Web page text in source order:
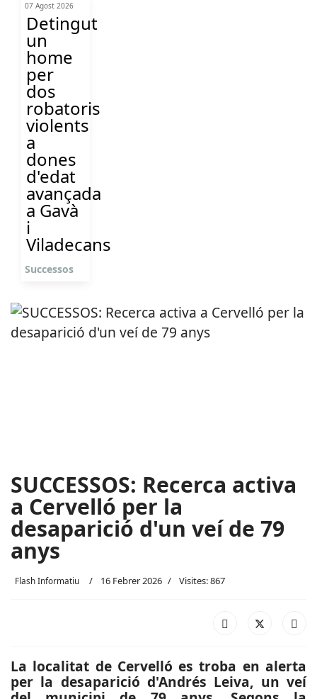
07 Agost 2026
Detingut
un
home
per
dos
robatoris
violents
a
dones
d'edat
avançada
a Gavà
i
Viladecans
Successos
SUCCESSOS: Recerca activa
a Cervelló per la
desaparició d'un veí de 79
anys
Flash Informatiu 16 Febrer 2026 Visites: 867
La localitat de Cervelló es troba en alerta
per la desaparició d'Andrés Leiva, un veí